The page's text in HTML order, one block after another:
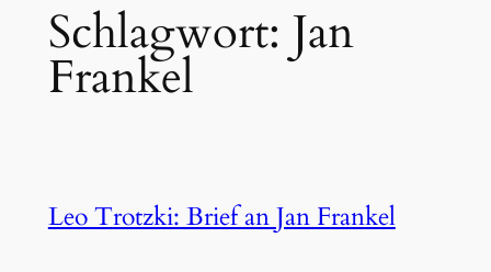
Schlagwort: Jan
Frankel
Leo Trotzki: Brief an Jan Frankel